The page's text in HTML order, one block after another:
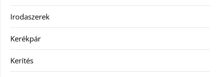
Irodaszerek
Kerékpár
Kerítés